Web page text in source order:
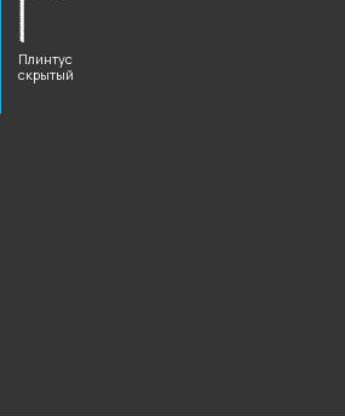
Плинтус
скрытый